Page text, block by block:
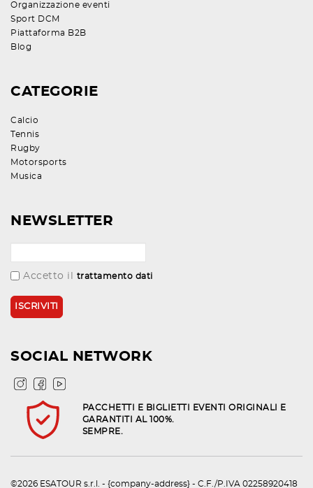
Organizzazione eventi
Sport DCM
Piattaforma B2B
Blog
CATEGORIE
Calcio
Tennis
Rugby
Motorsports
Musica
NEWSLETTER
Accetto il trattamento dati
SOCIAL NETWORK
PACCHETTI E BIGLIETTI EVENTI ORIGINALI E
GARANTITI AL 100%.
SEMPRE.
©2026 ESATOUR s.r.l. - {company-address} - C.F./P.IVA 02258920418